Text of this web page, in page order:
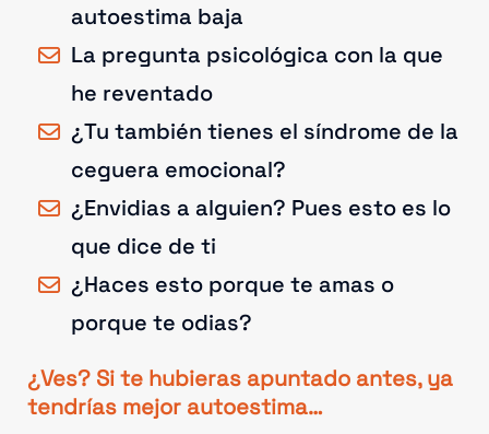
autoestima baja
La pregunta psicológica con la que
he reventado
¿Tu también tienes el síndrome de la
ceguera emocional?
¿Envidias a alguien? Pues esto es lo
que dice de ti
¿Haces esto porque te amas o
porque te odias?
¿Ves? Si te hubieras apuntado antes, ya
tendrías mejor autoestima…